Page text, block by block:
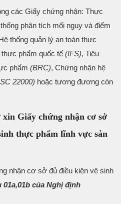
các Giấy chứng nhận: Thực
phân tích mối nguy và điểm
thống quản lý an toàn thực
thực phẩm quốc tế (IFS), Tiêu
phẩm (BRC), Chứng nhận hệ
22000) hoặc tương đương còn
Giấy chứng nhận cơ sở
thực phẩm lĩnh vực sản
nhận cơ sở đủ điều kiện vệ sinh
01a,01b của Nghị định